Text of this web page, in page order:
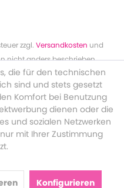
zzgl. Versandkosten und
nicht anders beschrieben
die für den technischen
sind und stets gesetzt
Komfort bei Benutzung
dienen oder die
und sozialen Netzwerken
mit Ihrer Zustimmung
Konfigurieren